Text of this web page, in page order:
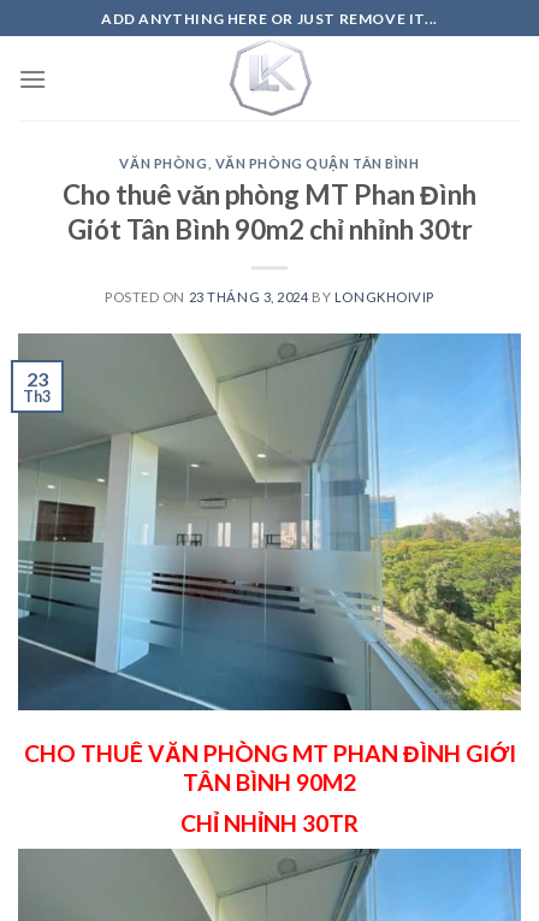
to
content
ADD ANYTHING HERE OR JUST REMOVE IT...
VĂN PHÒNG VĂN PHÒNG QUẬN TÂN BÌNH
Cho thuê văn phòng MT Phan Đình
Giót Tân Bình 90m2 chỉ nhỉnh 30tr
POSTED ON 23 THÁNG 3, 2024 BY LONGKHOIVIP
23
Th3
CHO THUÊ VĂN PHÒNG MT PHAN ĐÌNH GIỚI
TÂN BÌNH 90M2
CHỈ NHỈNH 30TR